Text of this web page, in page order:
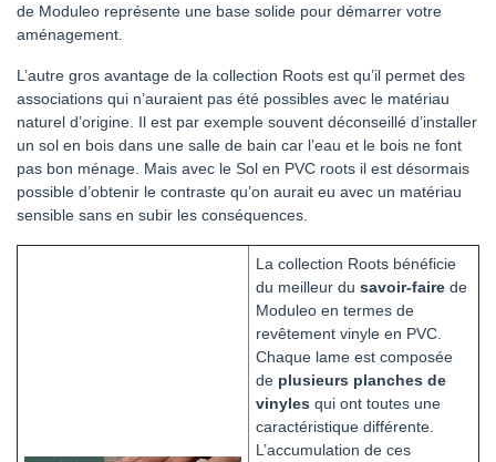
de Moduleo représente une base solide pour démarrer votre
aménagement.
L’autre gros avantage de la collection Roots est qu’il permet des
associations qui n’auraient pas été possibles avec le matériau
naturel d’origine. Il est par exemple souvent déconseillé d’installer
un sol en bois dans une salle de bain car l’eau et le bois ne font
pas bon ménage. Mais avec le Sol en PVC roots il est désormais
possible d’obtenir le contraste qu’on aurait eu avec un matériau
sensible sans en subir les conséquences.
La collection Roots bénéficie
du meilleur du savoir-faire de
Moduleo en termes de
revêtement vinyle en PVC.
Chaque lame est composée
de plusieurs planches de
vinyles qui ont toutes une
caractéristique différente.
L’accumulation de ces